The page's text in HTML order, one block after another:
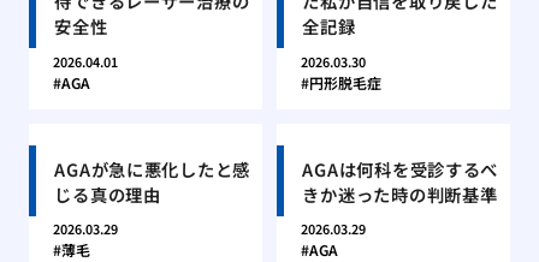
安全性
2026.04.01
AGA
全記録
2026.03.30
円形脱毛症
AGAが急に悪化したと感
じる真の理由
2026.03.29
薄毛
AGAは何科を受診するべ
きか迷った時の判断基準
2026.03.29
AGA